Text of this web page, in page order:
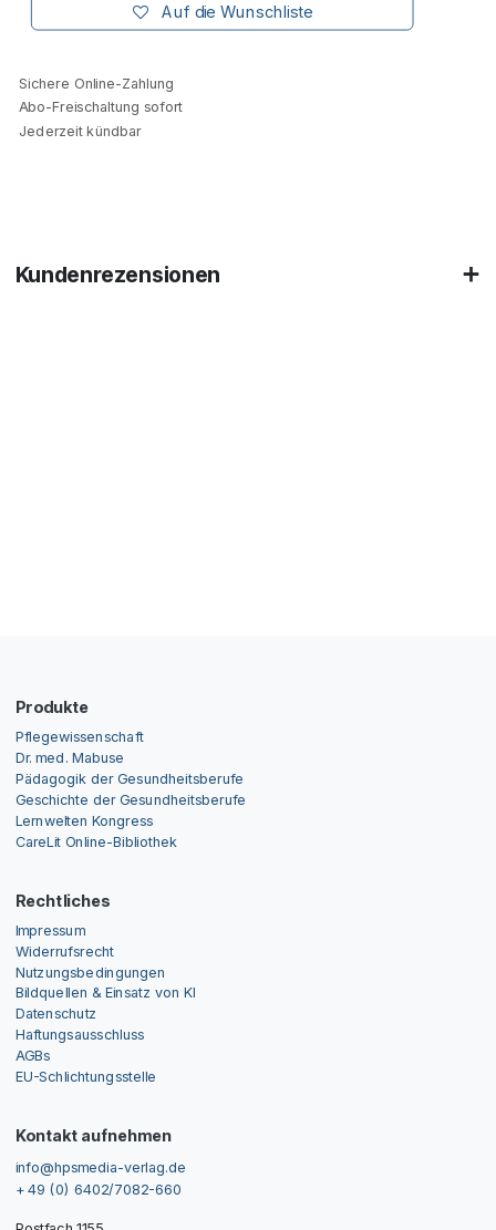
Auf die Wunschliste
Sichere Online-Zahlung
Abo-Freischaltung sofort
Jederzeit kündbar
Kundenrezensionen
Produkte
Pflegewissenschaft
Dr. med. Mabuse
Pädagogik der Gesundheitsberufe
Geschichte der Gesundheitsberufe
Lernwelten Kongress
CareLit Online-Bibliothek
Rechtliches
Impressum
Widerrufsrecht
Nutzungsbedingungen
Bildquellen & Einsatz von KI
Datenschutz
Haftungsausschluss
AGBs
EU-Schlichtungsstelle
Kontakt aufnehmen
info@hpsmedia-verlag.de
+ 49 (0) 6402/7082-660